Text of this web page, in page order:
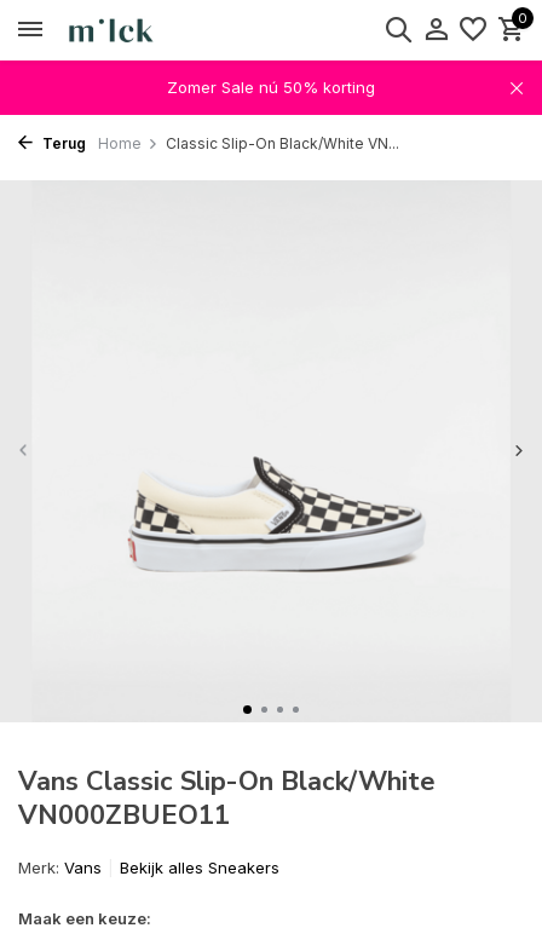
0
Zomer Sale nú 50% korting
Terug Home Classic Slip-On Black/White VN...
Vans Classic Slip-On Black/White
VN000ZBUEO11
Merk: Vans Bekijk alles Sneakers
Maak een keuze: